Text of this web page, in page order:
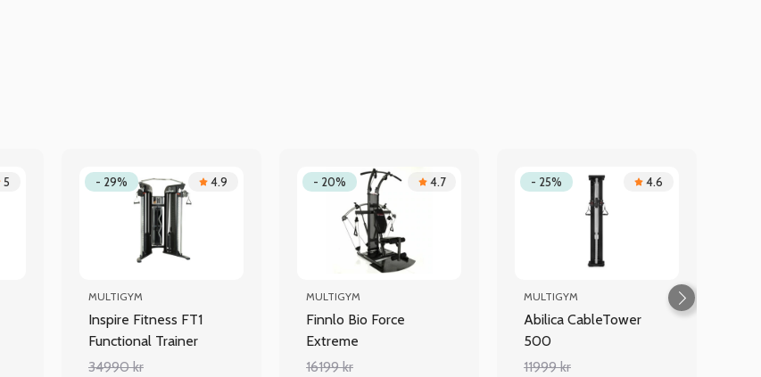
5 - 29% 4.9
MULTIGYM
Inspire Fitness FT1
Functional Trainer
34990 kr
- 20% 4.7
MULTIGYM
Finnlo Bio Force
Extreme
16199 kr
- 25% 4.6
MULTIGYM
Abilica CableTower
500
11999 kr